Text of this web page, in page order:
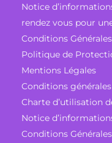
Notice
rendez vous pour
Conditions Générales
Politique de
Mentions Légales
Conditions
Charte d’utilisation
Notice
Conditions